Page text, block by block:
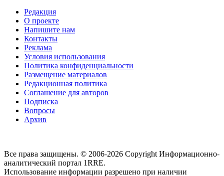
Редакция
О проекте
Напишите нам
Контакты
Реклама
Условия использования
Политика конфиденциальности
Размещение материалов
Редакционная политика
Соглашение для авторов
Подписка
Вопросы
Архив
Все права защищены. © 2006-2026 Copyright Информационно-
аналитический портал 1RRE.
Использование информации разрешено при наличии